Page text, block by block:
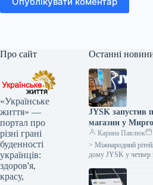
Про сайт
«Українське
життя» —
портал про
різні грані
буденності
українців:
здоров'я,
красу,
Останні
JYSK запустив
магазин у
Карина Павлюк
> Міжнародний
дому JYSK у четвер
Миргород, що на